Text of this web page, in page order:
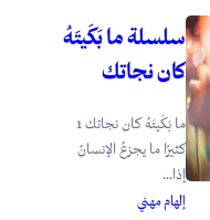
سلسلة ما بَكَيتَهُ
كان نجاتك
ما بَكَيتَهُ كان نجاتك 1
كثيرًا ما يجزعُ الإنسانُ
إذا...
إلهام مهني